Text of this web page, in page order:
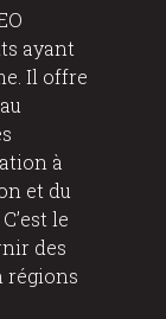
ayant
Il offre
à
et du
le
des
régions